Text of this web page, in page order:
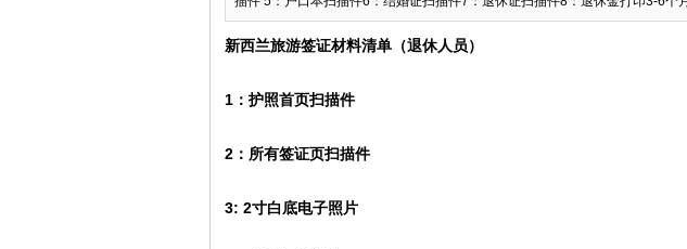
新西兰旅游签证材料清单（退休人员）
1：护照首页扫描件
2：所有签证页扫描件
3: 2寸白底电子照片